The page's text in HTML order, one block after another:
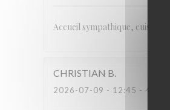
Accueil sympathique, cuisine
CHRISTIAN B
2026-07-09 - 12:45 - ゲスト